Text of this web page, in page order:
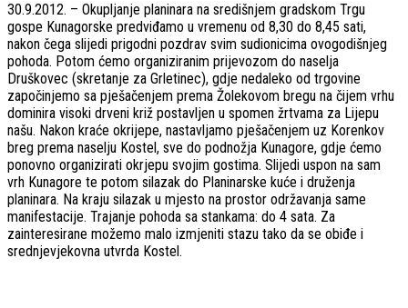
30.9.2012. – Okupljanje planinara na središnjem gradskom Trgu
gospe Kunagorske predviđamo u vremenu od 8,30 do 8,45 sati,
nakon čega slijedi prigodni pozdrav svim sudionicima ovogodišnjeg
pohoda. Potom ćemo organiziranim prijevozom do naselja
Druškovec (skretanje za Grletinec), gdje nedaleko od trgovine
započinjemo sa pješačenjem prema Žolekovom bregu na čijem vrhu
dominira visoki drveni križ postavljen u spomen žrtvama za Lijepu
našu. Nakon kraće okrijepe, nastavljamo pješačenjem uz Korenkov
breg prema naselju Kostel, sve do podnožja Kunagore, gdje ćemo
ponovno organizirati okrjepu svojim gostima. Slijedi uspon na sam
vrh Kunagore te potom silazak do Planinarske kuće i druženja
planinara. Na kraju silazak u mjesto na prostor održavanja same
manifestacije. Trajanje pohoda sa stankama: do 4 sata. Za
zainteresirane možemo malo izmjeniti stazu tako da se obiđe i
srednjevjekovna utvrda Kostel.